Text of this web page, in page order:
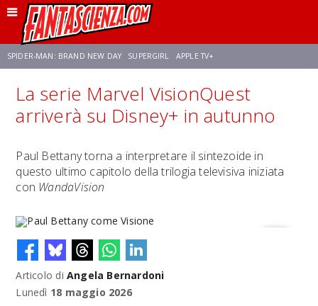
SPIDER-MAN: BRAND NEW DAY SUPERGIRL APPLE TV+
FRANCO RICCIARDIELLO ZENDAYA STAR TREK AVENGERS: DOOMSDAY
La serie Marvel VisionQuest
arriverà su Disney+ in autunno
Paul Bettany torna a interpretare il sintezoide in
questo ultimo capitolo della trilogia televisiva iniziata
con WandaVision
Paul Bettany come Visione
Articolo di Angela Bernardoni
Lunedì 18 maggio 2026